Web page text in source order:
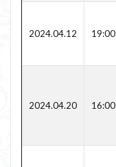
2024.04.12 19:00
2024.04.20 16:00